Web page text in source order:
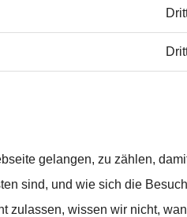
gelangen, zu zählen,
sind, und wie sich die
zulassen, wissen wir nicht,